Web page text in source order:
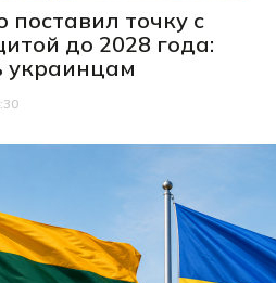
точку с
до 2028 года:
украинцам